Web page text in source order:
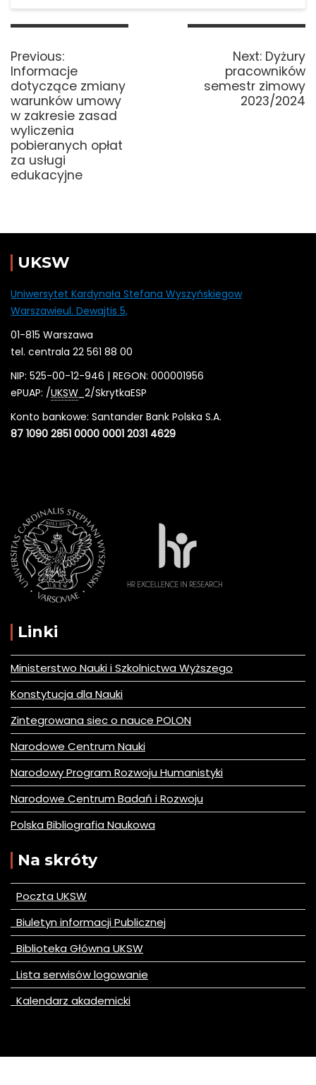
Nawigacja
Previous:Previous
post:
Informacje
dotyczące zmiany
warunków umowy
w zakresie zasad
wyliczenia
pobieranych opłat
za usługi
edukacyjne
Next: Next
post:
Dyżury
pracowników
semestr zimowy
2023/2024
UKSW
Uniwersytet Kardynała Stefana Wyszyńskiegow
Warszawieul. Dewajtis 5,
01-815 Warszawa
tel. centrala 22 561 88 00
NIP: 525-00-12-946 | REGON: 000001956
ePUAP: /UKSW _2/SkrytkaESP
Konto bankowe: Santander Bank Polska S.A.
87 1090 2851 0000 0001 2031 4629
Linki
Ministerstwo Nauki i Szkolnictwa Wyższego
Konstytucja dla Nauki
Zintegrowana siec o nauce POLON
Narodowe Centrum Nauki
Narodowy Program Rozwoju Humanistyki
Narodowe Centrum Badań i Rozwoju
Polska Bibliografia Naukowa
Na skróty
Poczta UKSW
Biuletyn informacji Publicznej
Biblioteka Główna UKSW
Lista serwisów logowanie
Kalendarz akademicki